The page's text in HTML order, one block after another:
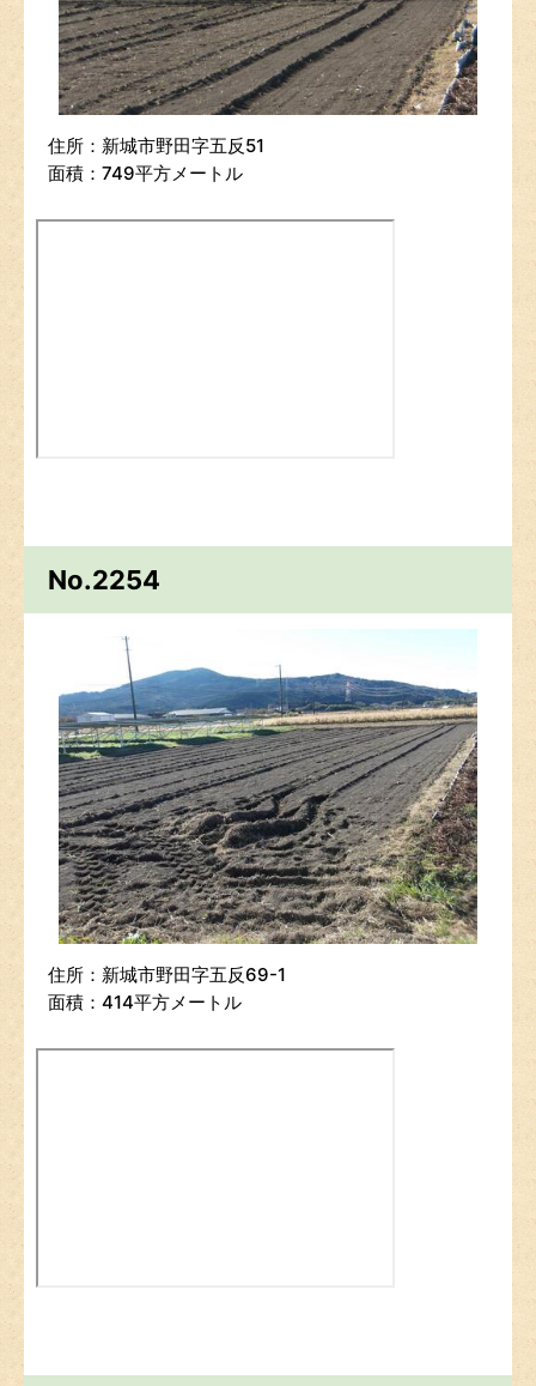
住所：新城市野田字五反51
面積：749平方メートル
No.2254
住所：新城市野田字五反69-1
面積：414平方メートル